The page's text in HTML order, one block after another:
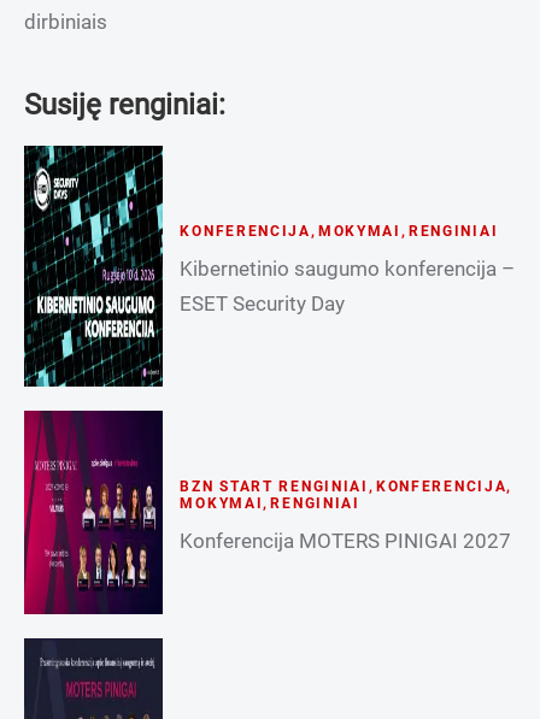
dirbiniais
Susiję renginiai:
KONFERENCIJA , MOKYMAI , RENGINIAI
Kibernetinio saugumo konferencija –
ESET Security Day
BZN START RENGINIAI , KONFERENCIJA,
MOKYMAI ,RENGINIAI
Konferencija MOTERS PINIGAI 2027